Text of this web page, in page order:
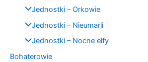
Jednostki – Orkowie
Jednostki – Nieumarli
Jednostki – Nocne elfy
Bohaterowie